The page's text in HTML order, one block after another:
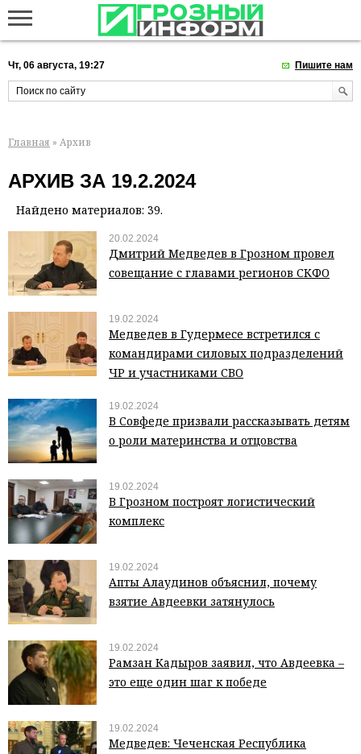
Чт, 06 августа, 19:27 Пишите нам
Главная » Архив
АРХИВ ЗА 19.2.2024
Найдено материалов: 39.
20.02.2024
Дмитрий Медведев в Грозном провел
совещание с главами регионов СКФО
19.02.2024
Медведев в Гудермесе встретился с
командирами силовых подразделений
ЧР и участниками СВО
19.02.2024
В Совфеде призвали рассказывать детям
о роли материнства и отцовства
19.02.2024
В Грозном построят логистический
комплекс
19.02.2024
Апты Алаудинов объяснил, почему
взятие Авдеевки затянулось
19.02.2024
Рамзан Кадыров заявил, что Авдеевка –
это еще один шаг к победе
19.02.2024
Медведев: Чеченская Республика